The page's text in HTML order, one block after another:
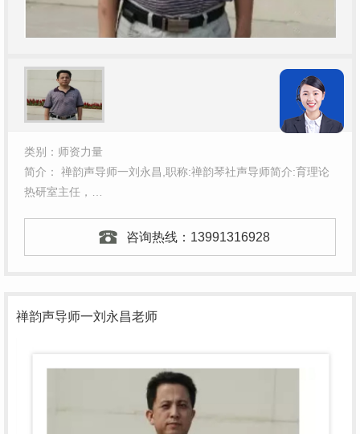
类别：师资力量
简介： 禅韵声导师一刘永昌,职称:禅韵琴社声导师简介:育理论
热研室主任，…
咨询热线： 13991316928
禅韵声导师一刘永昌老师